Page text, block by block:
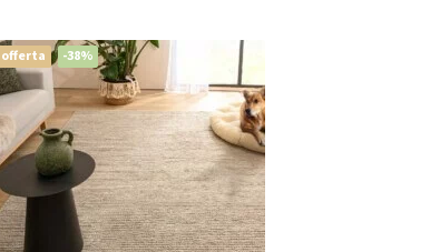
offerta -38%